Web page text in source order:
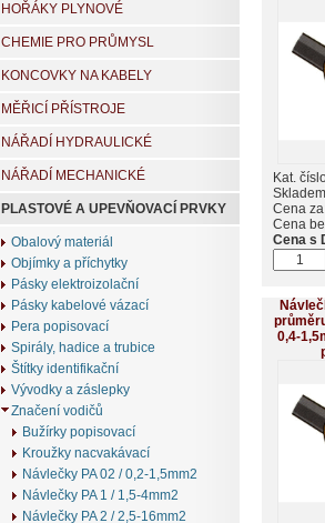
Kat.
Cena
Cena
Cena s
0,4-
HOŘÁKY PLYNOVÉ
CHEMIE PRO PRŮMYSL
KONCOVKY NA KABELY
MĚŘICÍ PŘÍSTROJE
NÁŘADÍ HYDRAULICKÉ
NÁŘADÍ MECHANICKÉ
PLASTOVÉ A UPEVŇOVACÍ PRVKY
Obalový materiál
Objímky a příchytky
Pásky elektroizolační
Pásky kabelové vázací
Pera popisovací
Spirály, hadice a trubice
Štítky identifikační
Vývodky a záslepky
Značení vodičů
Bužírky popisovací
Kroužky nacvakávací
Návlečky PA 02 / 0,2-1,5mm2
Návlečky PA 1 / 1,5-4mm2
Návlečky PA 2 / 2,5-16mm2